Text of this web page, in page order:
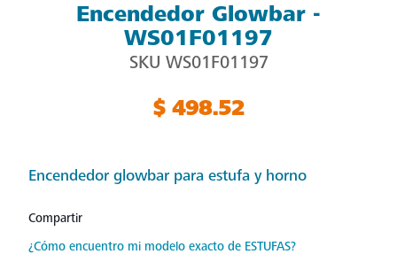
Encendedor Glowbar -
WS01F01197
SKU WS01F01197
$ 498.52
Encendedor glowbar para estufa y horno
Compartir
¿Cómo encuentro mi modelo exacto de ESTUFAS?